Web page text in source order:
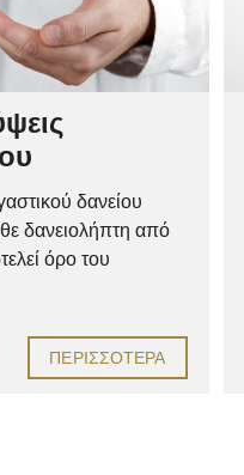
δανείου
δανειολήπτη από
όρο του
ΠΕΡΙΣΣΌΤΕΡΑ